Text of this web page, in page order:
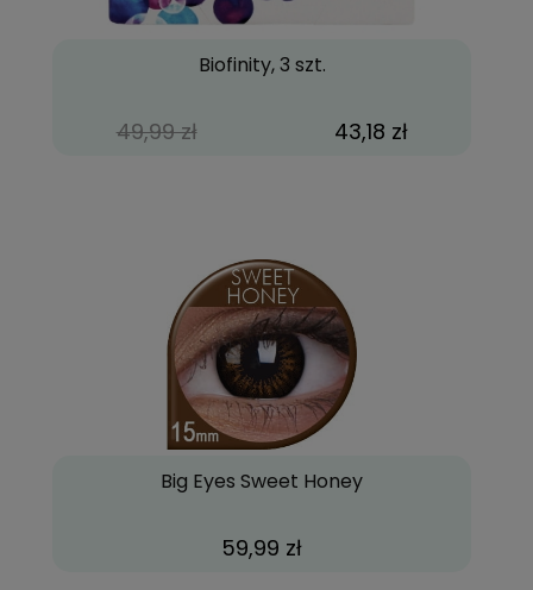
Biofinity, 3 szt.
49,99 zł 43,18 zł
Big Eyes Sweet Honey
59,99 zł